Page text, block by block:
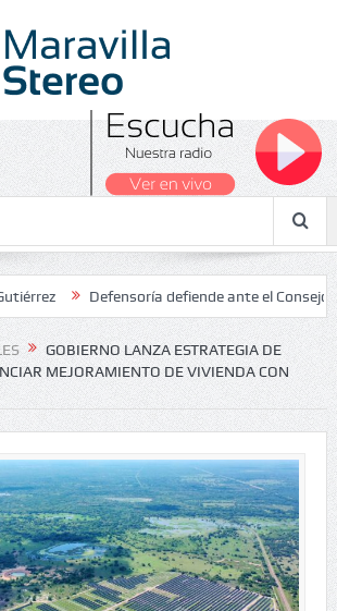
Defensoría defiende ante el Consejo de
GOBIERNO LANZA ESTRATEGIA DE
MEJORAMIENTO DE VIVIENDA CON